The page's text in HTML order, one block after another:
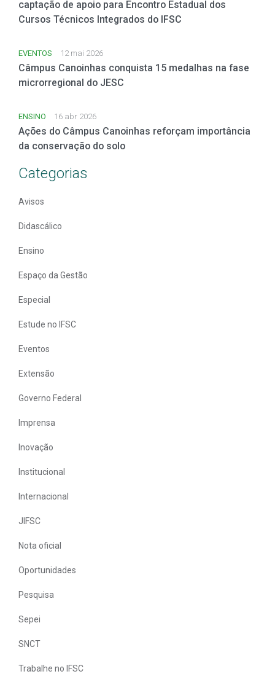
captação de apoio para Encontro Estadual dos
Cursos Técnicos Integrados do IFSC
EVENTOS 12 mai 2026
Câmpus Canoinhas conquista 15 medalhas na fase
microrregional do JESC
ENSINO 16 abr 2026
Ações do Câmpus Canoinhas reforçam importância
da conservação do solo
Categorias
Avisos
Didascálico
Ensino
Espaço da Gestão
Especial
Estude no IFSC
Eventos
Extensão
Governo Federal
Imprensa
Inovação
Institucional
Internacional
JIFSC
Nota oficial
Oportunidades
Pesquisa
Sepei
SNCT
Trabalhe no IFSC